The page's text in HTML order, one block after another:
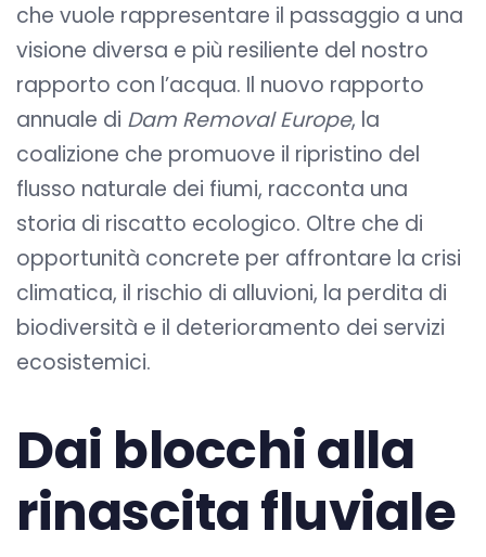
che vuole rappresentare il passaggio a una
visione diversa e più resiliente del nostro
rapporto con l’acqua. Il nuovo rapporto
annuale di Dam Removal Europe, la
coalizione che promuove il ripristino del
flusso naturale dei fiumi, racconta una
storia di riscatto ecologico. Oltre che di
opportunità concrete per affrontare la crisi
climatica, il rischio di alluvioni, la perdita di
biodiversità e il deterioramento dei servizi
ecosistemici.
Dai blocchi alla
rinascita fluviale